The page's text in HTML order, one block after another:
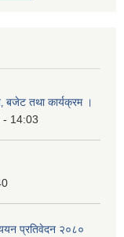
बजेट तथा कार्यक्रम ।
- 14:03
प्रतिवेदन २०८०